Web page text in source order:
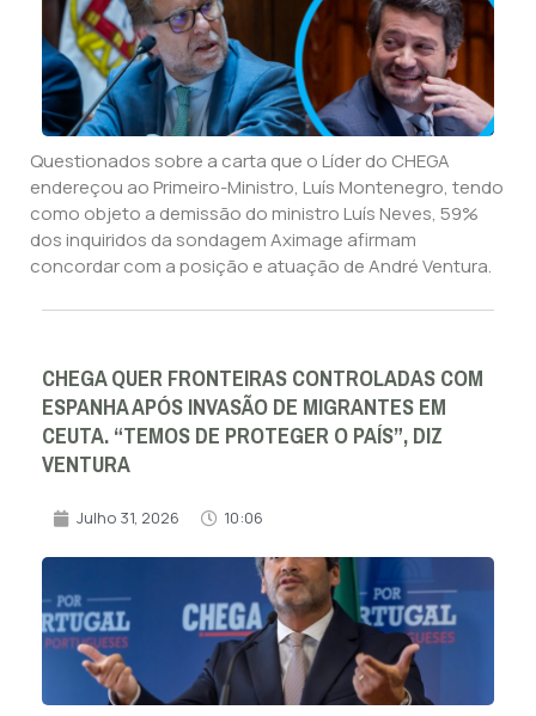
Questionados sobre a carta que o Líder do CHEGA
endereçou ao Primeiro-Ministro, Luís Montenegro, tendo
como objeto a demissão do ministro Luís Neves, 59%
dos inquiridos da sondagem Aximage afirmam
concordar com a posição e atuação de André Ventura.
CHEGA QUER FRONTEIRAS CONTROLADAS COM
ESPANHA APÓS INVASÃO DE MIGRANTES EM
CEUTA. “TEMOS DE PROTEGER O PAÍS”, DIZ
VENTURA
Julho 31, 2026 10:06